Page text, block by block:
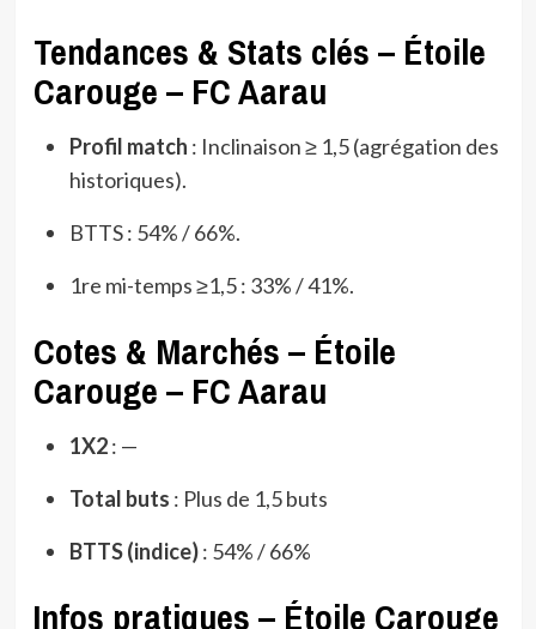
Tendances & Stats clés – Étoile
Carouge – FC Aarau
Profil match : Inclinaison ≥ 1,5 (agrégation des
historiques).
BTTS : 54% / 66%.
1re mi-temps ≥1,5 : 33% / 41%.
Cotes & Marchés – Étoile
Carouge – FC Aarau
1X2: —
Total buts : Plus de 1,5 buts
BTTS (indice): 54% / 66%
Infos pratiques – Étoile Carouge